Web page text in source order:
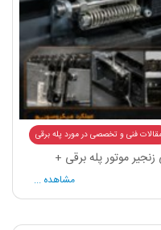
فنی و تخصصی در مورد پله برقی
موتور پله برقی +
مشاهده ...